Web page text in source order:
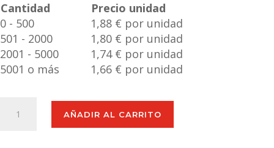
Cantidad
Precio unidad
0 - 500
1,88 € por unidad
501 - 2000
1,80 € por unidad
2001 - 5000
1,74 € por unidad
5001 o más
1,66 € por unidad
Brenda
AÑADIR AL CARRITO